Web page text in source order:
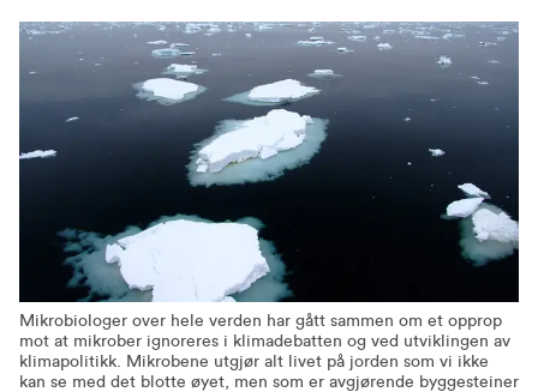
Mikrobiologer over hele verden har gått sammen om et opprop
mot at mikrober ignoreres i klimadebatten og ved utviklingen av
klimapolitikk. Mikrobene utgjør alt livet på jorden som vi ikke
kan se med det blotte øyet, men som er avgjørende byggesteiner